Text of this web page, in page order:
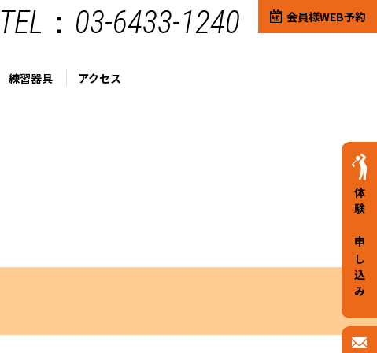
練習器具 アクセス
TEL：03-6433-1240 会員様WEB予約
体験お申し込み